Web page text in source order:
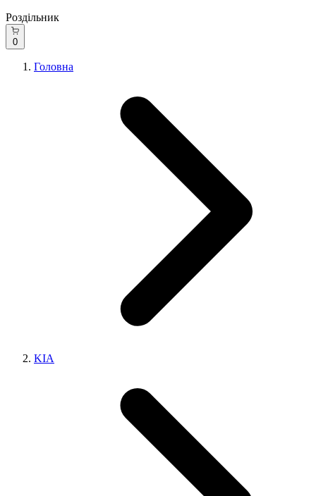
Роздільник
0
Головна
KIA